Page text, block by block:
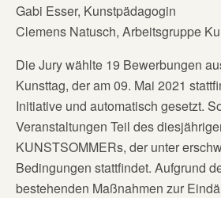
Gabi Esser, Kunstpädagogin
Clemens Natusch, Arbeitsgruppe
Die Jury wählte 19 Bewerbungen
Kunsttag, der am 09. Mai 2021
Initiative und automatisch gesetzt.
Veranstaltungen Teil des
KUNSTSOMMERs, der unter
Bedingungen stattfindet. Aufgrund
bestehenden Maßnahmen zur